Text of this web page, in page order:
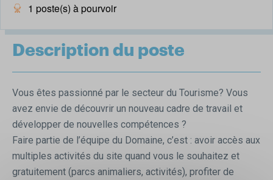
1 poste(s) à pourvoir
Description du poste
Vous êtes passionné par le secteur du Tourisme? Vous
avez envie de découvrir un nouveau cadre de travail et
développer de nouvelles compétences ?
Faire partie de l’équipe du Domaine, c’est : avoir accès aux
multiples activités du site quand vous le souhaitez et
gratuitement (parcs animaliers, activités), profiter de